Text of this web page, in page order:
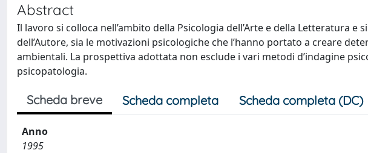
Abstract
Il lavoro si colloca nell’ambito della Psicologia dell’Arte e della Letteratura e
dell’Autore, sia le motivazioni psicologiche che l’hanno portato a creare
ambientali. La prospettiva adottata non esclude i vari metodi d’indagine
psicopatologia.
Scheda breve Scheda completa Scheda completa (DC)
Anno
1995